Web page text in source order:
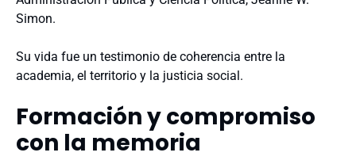
Simon.
Su vida fue un testimonio de coherencia entre la
academia, el territorio y la justicia social.
Formación y compromiso
con la memoria